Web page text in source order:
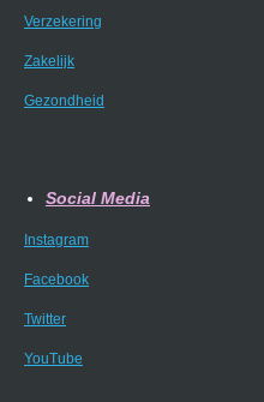
Verzekering
Zakelijk
Gezondheid
Social Media
Instagram
Facebook
Twitter
YouTube